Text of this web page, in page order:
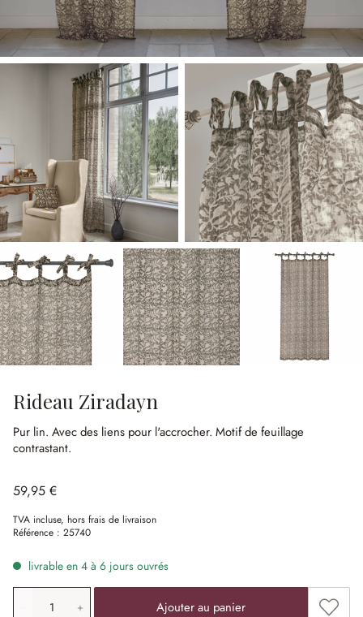
Rideau Ziradayn
Pur lin. Avec des liens pour l'accrocher. Motif de feuillage
contrastant.
59,95 €
TVA incluse, hors frais de livraison
Référence : 25740
livrable en 4 à 6 jours ouvrés
Quantité de produit: saisissez la valeur souhaitée ou
Ajouter au panier